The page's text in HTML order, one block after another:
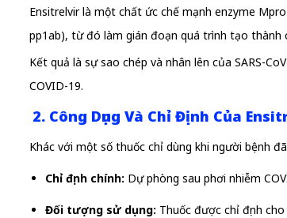
Ensitrelvir là một chất ức chế mạnh enzyme
pp1ab), từ đó làm gián đoạn quá trình tạo thành
Kết quả là sự sao chép và nhân lên của SARS-
COVID-19.
2. Công Dụng Và Chỉ Định Của
Khác với một số thuốc chỉ dùng khi người bệnh
Chỉ định chính: Dự phòng sau phơi nhiễm
Đối tượng sử dụng: Thuốc được chỉ định